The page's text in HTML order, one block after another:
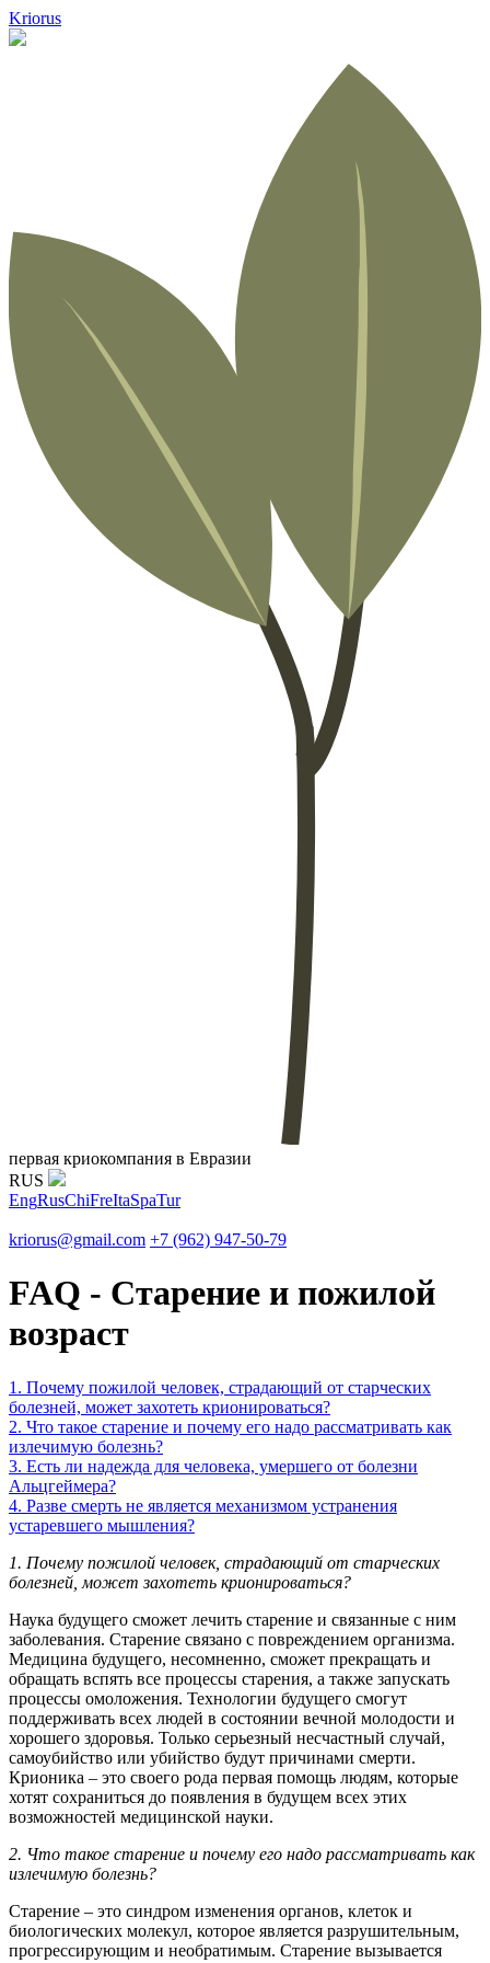
Kriorus
первая криокомпания в Евразии
RUS
EngRusChiFreItaSpaTur
kriorus@gmail.com +7 (962) 947-50-79
FAQ - Старение и пожилой
возраст
1. Почему пожилой человек, страдающий от старческих
болезней, может захотеть крионироваться?
2. Что такое старение и почему его надо рассматривать как
излечимую болезнь?
3. Есть ли надежда для человека, умершего от болезни
Альцгеймера?
4. Разве смерть не является механизмом устранения
устаревшего мышления?
1. Почему пожилой человек, страдающий от старческих
болезней, может захотеть крионироваться?
Наука будущего сможет лечить старение и связанные с ним
заболевания. Старение связано с повреждением организма.
Медицина будущего, несомненно, сможет прекращать и
обращать вспять все процессы старения, а также запускать
процессы омоложения. Технологии будущего смогут
поддерживать всех людей в состоянии вечной молодости и
хорошего здоровья. Только серьезный несчастный случай,
самоубийство или убийство будут причинами смерти.
Крионика – это своего рода первая помощь людям, которые
хотят сохраниться до появления в будущем всех этих
возможностей медицинской науки.
2. Что такое старение и почему его надо рассматривать как
излечимую болезнь?
Старение – это синдром изменения органов, клеток и
биологических молекул, которое является разрушительным,
прогрессирующим и необратимым. Старение вызывается